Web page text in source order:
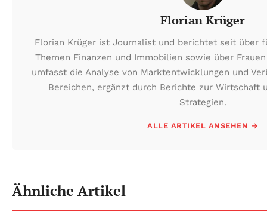
Florian Krüger
Florian Krüger ist Journalist und berichtet seit über
Themen Finanzen und Immobilien sowie über
umfasst die Analyse von Marktentwicklungen und
Bereichen, ergänzt durch Berichte zur Wirtschaft
Strategien.
ALLE ARTIKEL ANSEHEN →
Ähnliche Artikel